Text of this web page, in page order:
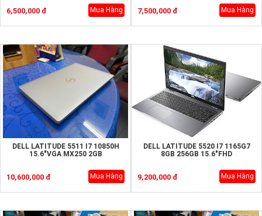
6,500,000 đ Mua Hàng 7,500,000 đ Mua Hàng
DELL LATITUDE 5511 I7 10850H
15.6"VGA MX250 2GB
10,600,000 đ Mua Hàng
DELL LATITUDE 5520 I7 1165G7
8GB 256GB 15.6"FHD
9,200,000 đ Mua Hàng